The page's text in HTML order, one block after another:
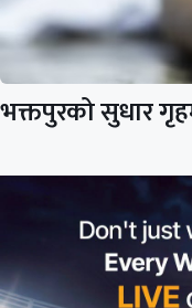
भक्तपुरको सुधार